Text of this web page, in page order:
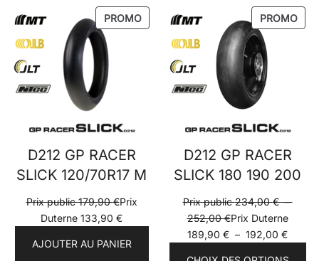
252,00 €
à
PROMOPRODUIT
PROMOTION
D212 GP RACER
SLICK 120/70R17 M
Prix public179,90€Prix
Duterne 133,90 €
AJOUTER AU PANIER
PROMO
D212 GP RACER
SLICK 180 190 200
Prix public234,00€ –
252,00€Plage
de
Prix Duterne
189,90 € – 192,00 €Plage